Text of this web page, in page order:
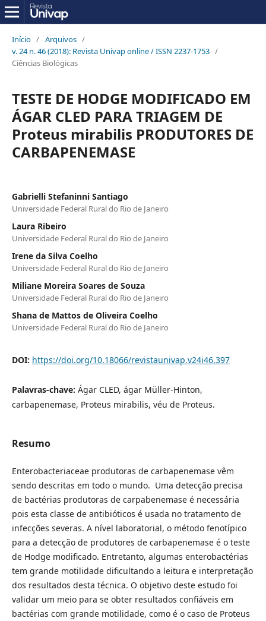
Início / Arquivos /
v. 24 n. 46 (2018): Revista Univap online / ISSN 2237-1753 /
Ciências Biológicas
TESTE DE HODGE MODIFICADO EM
ÁGAR CLED PARA TRIAGEM DE
Proteus mirabilis PRODUTORES DE
CARBAPENEMASE
Gabrielli Stefaninni Santiago
Universidade Federal Rural do Rio de Janeiro
Laura Ribeiro
Universidade Federal Rural do Rio de Janeiro
Irene da Silva Coelho
Universidade Federal Rural do Rio de Janeiro
Miliane Moreira Soares de Souza
Universidade Federal Rural do Rio de Janeiro
Shana de Mattos de Oliveira Coelho
Universidade Federal Rural do Rio de Janeiro
DOI: https://doi.org/10.18066/revistaunivap.v24i46.397
Palavras-chave: Ágar CLED, ágar Müller-Hinton,
carbapenemase, Proteus mirabilis, véu de Proteus.
Resumo
Enterobacteriaceae produtoras de carbapenemase vêm
sendo descritas em todo o mundo. Uma detecção precisa
de bactérias produtoras de carpabenemase é necessária
pois esta classe de antibióticos é usada no tratamento de
infecções severas. A nível laboratorial, o método fenotípico
para a detecção de produtores de carbapenemase é o teste
de Hodge modificado. Entretanto, algumas enterobactérias
tem grande motilidade dificultando a leitura e interpretação
dos resultados desta técnica. O objetivo deste estudo foi
validar um meio para se obter resultados confiáveis em
bactérias com grande motilidade, como é o caso de Proteus